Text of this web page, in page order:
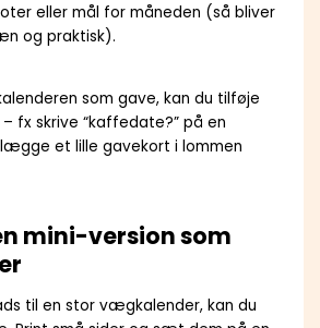
eller mål for måneden (så bliver
og praktisk).
som gave, kan du tilføje
fx skrive “kaffedate?” på en
et lille gavekort i lommen
mini-version som
til en stor vægkalender, kan du